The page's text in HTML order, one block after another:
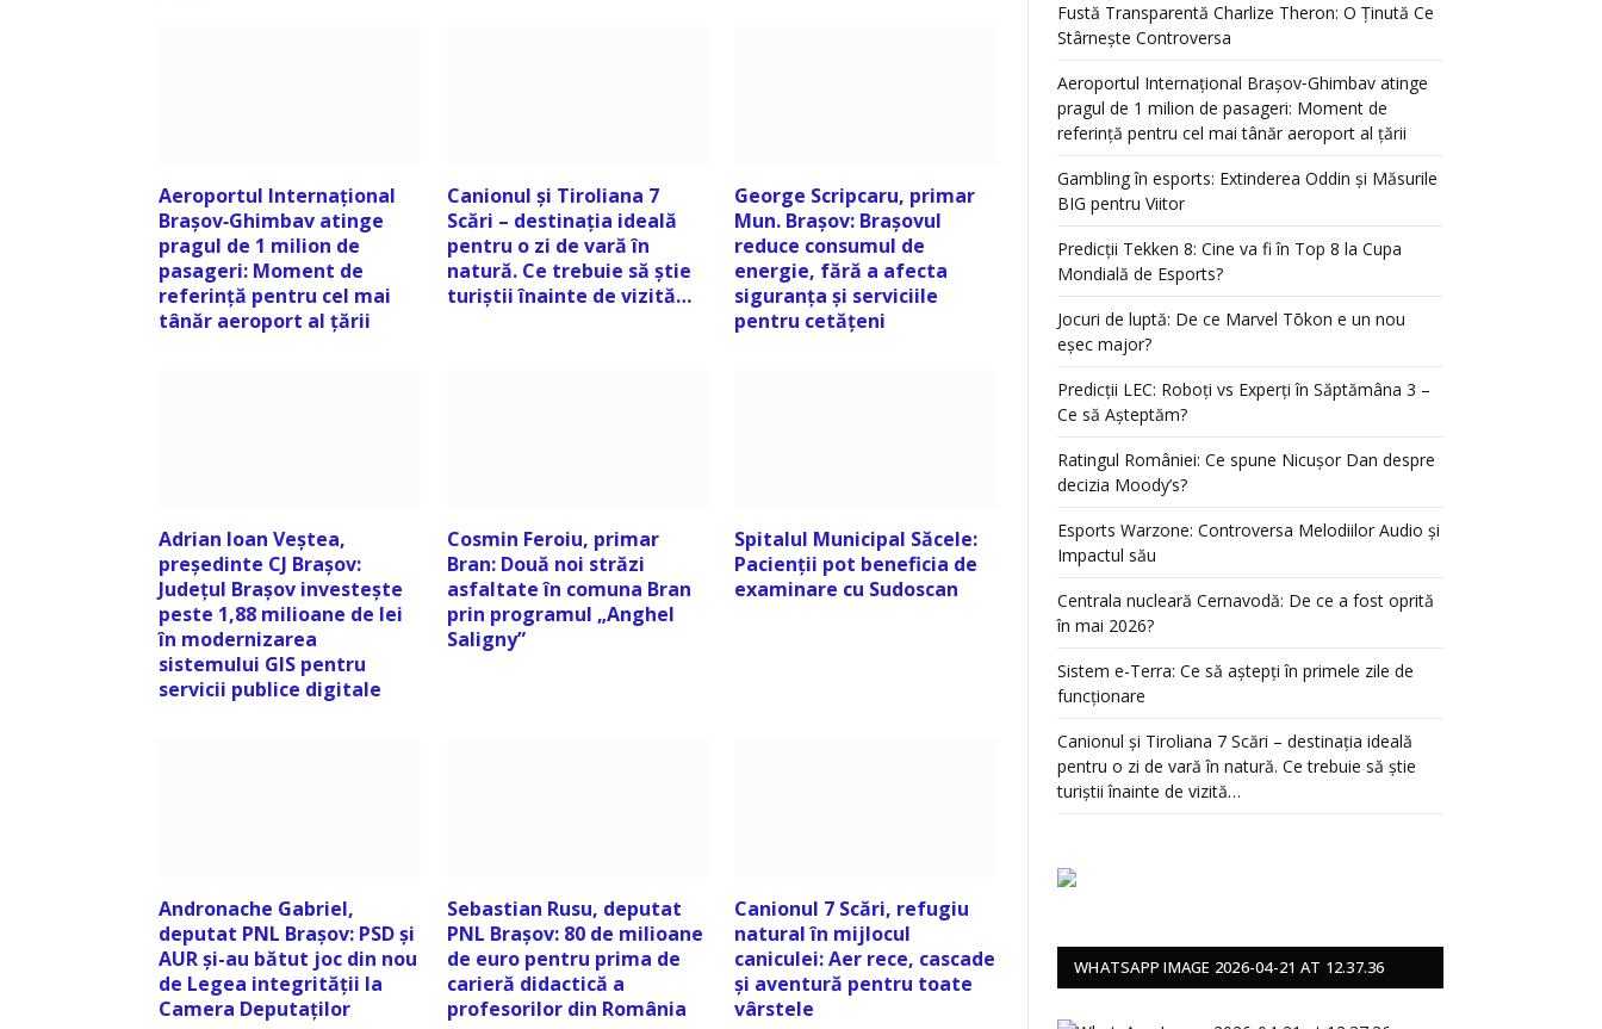
Aeroportul Internațional
Brașov‑Ghimbav atinge
pragul de 1 milion de
pasageri: Moment de
referință pentru cel mai
tânăr aeroport al țării
Canionul și Tiroliana 7
Scări – destinația ideală
pentru o zi de vară în
natură. Ce trebuie să știe
turiștii înainte de vizită…
George Scripcaru, primar
Mun. Brașov: Brașovul
reduce consumul de
energie, fără a afecta
siguranța și serviciile
pentru cetățeni
Adrian Ioan Veștea,
președinte CJ Brașov:
Județul Brașov investește
peste 1,88 milioane de lei
în modernizarea
sistemului GIS pentru
servicii publice digitale
Cosmin Feroiu, primar
Bran: Două noi străzi
asfaltate în comuna Bran
prin programul „Anghel
Saligny”
Spitalul Municipal Săcele:
Pacienții pot beneficia de
examinare cu Sudoscan
Andronache Gabriel,
deputat PNL Brașov: PSD și
AUR și-au bătut joc din nou
de Legea integrității la
Camera Deputaților
Sebastian Rusu, deputat
PNL Brașov: 80 de milioane
de euro pentru prima de
carieră didactică a
profesorilor din România
Canionul 7 Scări, refugiu
natural în mijlocul
caniculei: Aer rece, cascade
și aventură pentru toate
vârstele
Fustă Transparentă Charlize Theron: O Ținută Ce
Stârnește Controversa
Aeroportul Internațional Brașov‑Ghimbav atinge
pragul de 1 milion de pasageri: Moment de
referință pentru cel mai tânăr aeroport al țării
Gambling în esports: Extinderea Oddin și Măsurile
BIG pentru Viitor
Predicții Tekken 8: Cine va fi în Top 8 la Cupa
Mondială de Esports?
Jocuri de luptă: De ce Marvel Tōkon e un nou
eșec major?
Predicții LEC: Roboți vs Experți în Săptămâna 3 –
Ce să Așteptăm?
Ratingul României: Ce spune Nicușor Dan despre
decizia Moody’s?
Esports Warzone: Controversa Melodiilor Audio și
Impactul său
Centrala nucleară Cernavodă: De ce a fost oprită
în mai 2026?
Sistem e-Terra: Ce să aștepți în primele zile de
funcționare
Canionul și Tiroliana 7 Scări – destinația ideală
pentru o zi de vară în natură. Ce trebuie să știe
turiștii înainte de vizită…
WHATSAPP IMAGE 2026-04-21 AT 12.37.36